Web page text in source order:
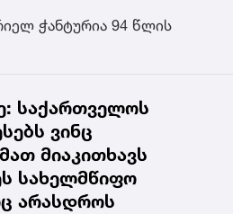
ჭანტურია 94 წლის
საქართველოს
ვინც
მიაკითხავს
სახელმწიფო
არასდროს